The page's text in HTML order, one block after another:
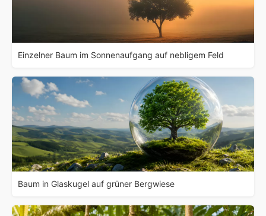
Einzelner Baum im Sonnenaufgang auf nebligem Feld
Baum in Glaskugel auf grüner Bergwiese